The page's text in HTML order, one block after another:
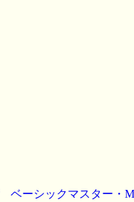
ベーシックマスター・